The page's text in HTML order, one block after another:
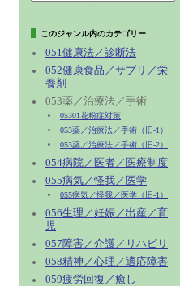
このジャンル内のカテゴリー
051健康法／診断法
052健康食品／サプリ／栄
養剤
053薬／治療法／手術
05301花粉症対策
053薬／治療法／手術（旧-1）
053薬／治療法／手術（旧-2）
054病院／医者／医療制度
055病気／怪我／医学
055病気／怪我／医学（旧-1）
056生理／妊娠／出産／育
児
057障害／介護／リハビリ
058精神／心理／適応障害
059疲労回復／癒し